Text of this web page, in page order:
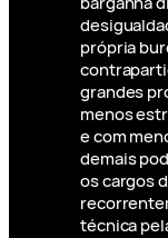
própria
grandes
menos
e com
demais
os cargos
técnica